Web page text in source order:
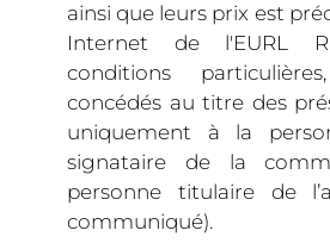
ainsi que leurs prix est
Internet de l'EURL
conditions
concédés au titre des
uniquement à la
signataire de la
personne titulaire de
communiqué).